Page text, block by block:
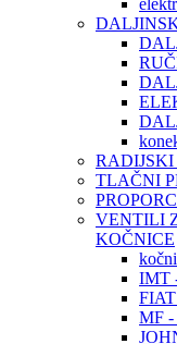
TLAČNI
VENTILI
KOČNICE
IMT
MF -